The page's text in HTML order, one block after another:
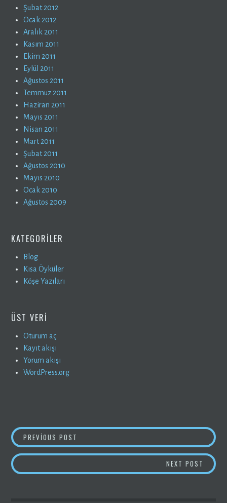
Şubat 2012
Ocak 2012
Aralık 2011
Kasım 2011
Ekim 2011
Eylül 2011
Ağustos 2011
Temmuz 2011
Haziran 2011
Mayıs 2011
Nisan 2011
Mart 2011
Şubat 2011
Ağustos 2010
Mayıs 2010
Ocak 2010
Ağustos 2009
KATEGORILER
Blog
Kısa Öyküler
Köşe Yazıları
ÜST VERI
Oturum aç
Kayıt akışı
Yorum akışı
WordPress.org
YAZI
GEZINMESI
PREVIOUS POST
NEXT POST SON